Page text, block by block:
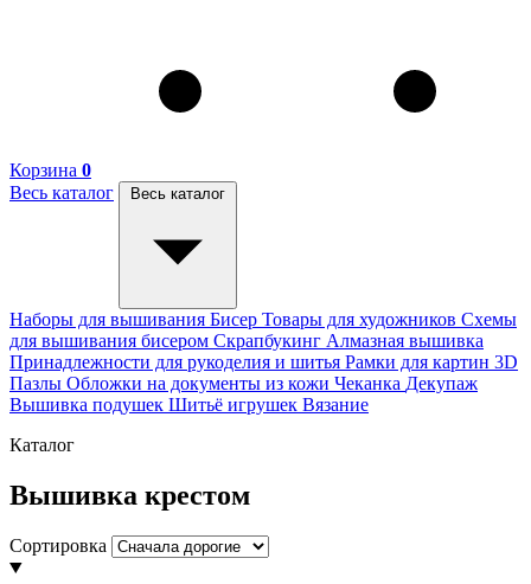
Корзина 0
Весь каталог
Весь каталог
Наборы для вышивания Бисер Товары для художников Схемы
для вышивания бисером Скрапбукинг Алмазная вышивка
Принадлежности для рукоделия и шитья Рамки для картин 3D
Пазлы Обложки на документы из кожи Чеканка Декупаж
Вышивка подушек Шитьё игрушек Вязание
Каталог
Вышивка крестом
Сортировка